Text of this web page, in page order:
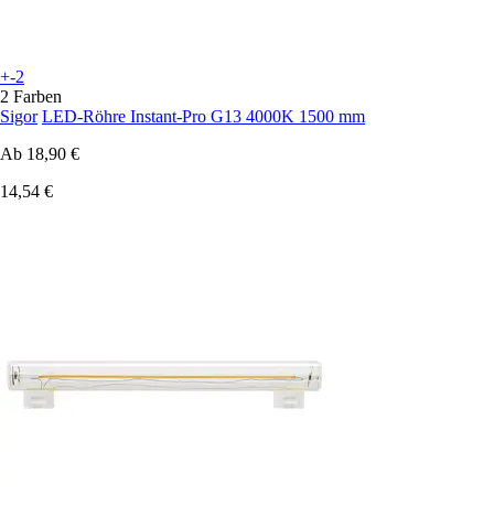
+-2
2 Farben
Sigor LED-Röhre Instant-Pro G13 4000K 1500 mm
Ab 18,90 €
14,54 €